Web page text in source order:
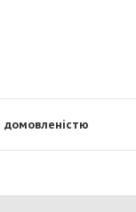
домовленістю